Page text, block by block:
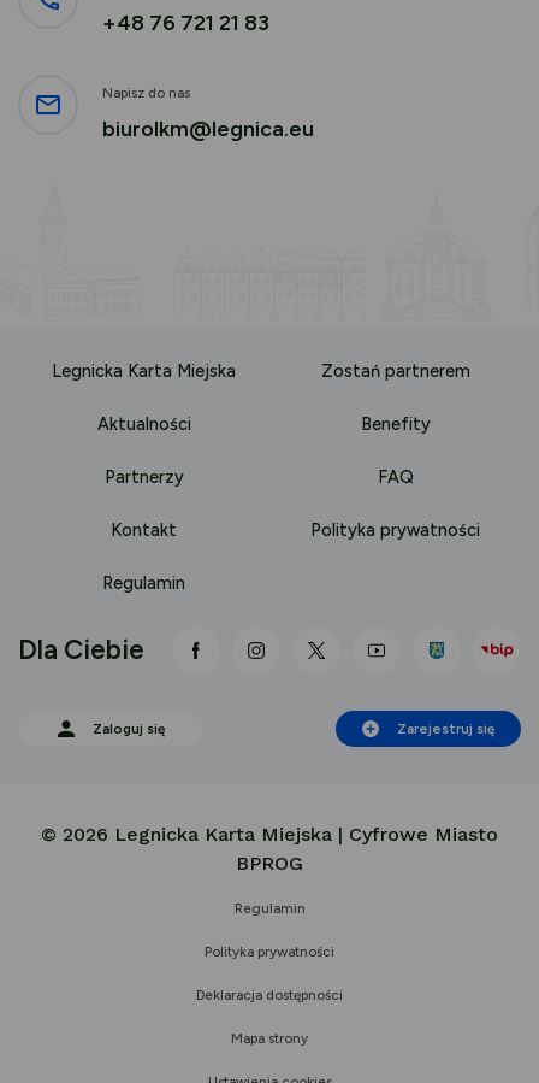
+48 76 721 21 83
Napisz do nas
biurolkm@legnica.eu
Legnicka Karta Miejska Zostań partnerem
Aktualności Benefity
Partnerzy FAQ
Kontakt Polityka prywatności
Regulamin
link otwiera się nowej karcie
link otwiera się nowej karcie
link otwiera się
link otwiera się
Dla Ciebie
Zaloguj się Zarejestruj się
© 2026 Legnicka Karta Miejska | Cyfrowe Miasto
BPROG
Regulamin
Polityka prywatności
Deklaracja dostępności
Mapa strony